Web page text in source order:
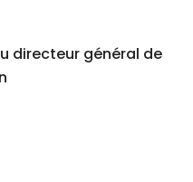
directeur général de